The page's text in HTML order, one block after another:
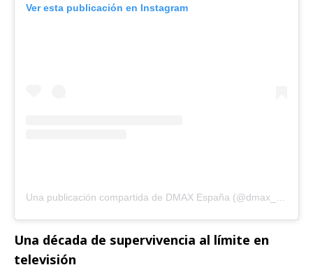
Ver esta publicación en Instagram
Una publicación compartida de DMAX España (@dmax_es)
Una década de supervivencia al límite en
televisión